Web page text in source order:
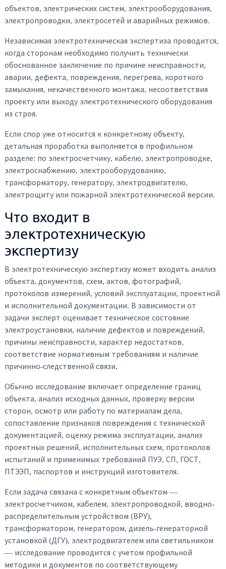
объектов, электрических систем, электрооборудования,
электропроводки, электросетей и аварийных режимов.
Независимая электротехническая экспертиза проводится,
когда сторонам необходимо получить технически
обоснованное заключение по причине неисправности,
аварии, дефекта, повреждения, перегрева, короткого
замыкания, некачественного монтажа, несоответствия
проекту или выходу электротехнического оборудования
из строя.
Если спор уже относится к конкретному объекту,
детальная проработка выполняется в профильном
разделе: по электросчетчику, кабелю, электропроводке,
электроснабжению, электрооборудованию,
трансформатору, генератору, электродвигателю,
электрощиту или пожарной электротехнической версии.
Что входит в
электротехническую
экспертизу
В электротехническую экспертизу может входить анализ
объекта, документов, схем, актов, фотографий,
протоколов измерений, условий эксплуатации, проектной
и исполнительной документации. В зависимости от
задачи эксперт оценивает техническое состояние
электроустановки, наличие дефектов и повреждений,
причины неисправности, характер недостатков,
соответствие нормативным требованиям и наличие
причинно-следственной связи.
Обычно исследование включает определение границ
объекта, анализ исходных данных, проверку версии
сторон, осмотр или работу по материалам дела,
сопоставление признаков повреждения с технической
документацией, оценку режима эксплуатации, анализ
проектных решений, исполнительных схем, протоколов
испытаний и применимых требований ПУЭ, СП, ГОСТ,
ПТЭЭП, паспортов и инструкций изготовителя.
Если задача связана с конкретным объектом —
электросчетчиком, кабелем, электропроводкой, вводно-
распределительным устройством (ВРУ),
трансформатором, генератором, дизель-генераторной
установкой (ДГУ), электродвигателем или светильником
— исследование проводится с учетом профильной
методики и документов по соответствующему